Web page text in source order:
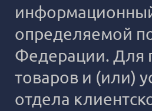
информационный
определяемой
Федерации. Для
товаров и (или)
отдела